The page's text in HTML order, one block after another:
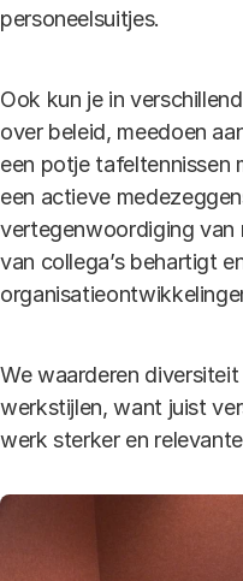
personeelsuitjes.
Ook kun je in
over beleid, meedoen
een potje tafeltennissen
een actieve
vertegenwoordiging van
van collega’s behartigt
We waarderen
werkstijlen, want juist
werk sterker en